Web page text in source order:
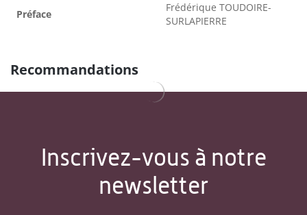
Préface
Frédérique TOUDOIRE-
SURLAPIERRE
Recommandations
Inscrivez-vous à notre
newsletter